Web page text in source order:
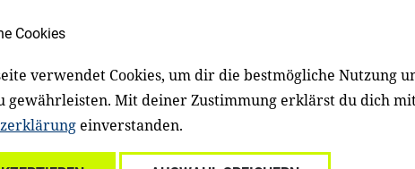
gezielt an Familien sowie an Erzieher*innen,
Dafür arbeiten wir eng mit Ministerien,
Unternehmen und anderen Stiftungen
Cookies
verwendet Cookies, um dir die bestmögliche Nutzung
gewährleisten. Mit deiner Zustimmung erklärst du dich
einverstanden.